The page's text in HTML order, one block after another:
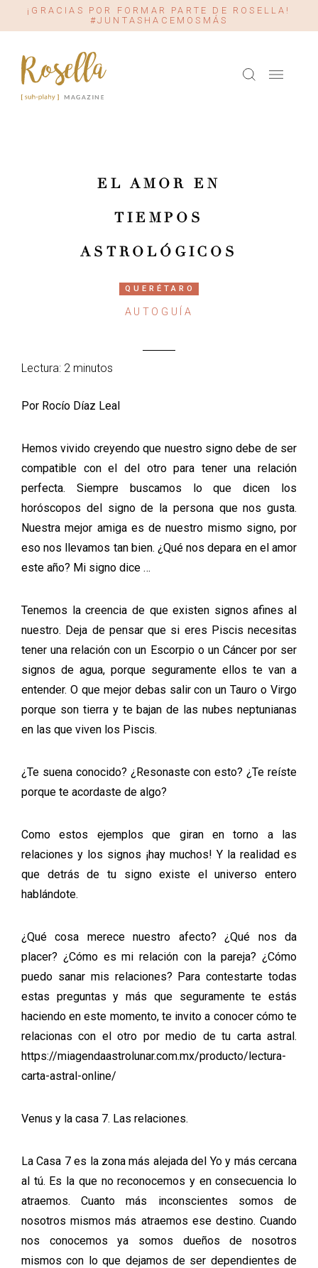
¡GRACIAS POR FORMAR PARTE DE ROSELLA!
#JUNTASHACEMOSMÁS
EL AMOR EN
TIEMPOS
ASTROLÓGICOS
QUERÉTARO
AUTOGUÍA
Lectura: 2 minutos
Por Rocío Díaz Leal
Hemos vivido creyendo que nuestro signo debe de ser
compatible con el del otro para tener una relación
perfecta. Siempre buscamos lo que dicen los
horóscopos del signo de la persona que nos gusta.
Nuestra mejor amiga es de nuestro mismo signo, por
eso nos llevamos tan bien. ¿Qué nos depara en el amor
este año? Mi signo dice …
Tenemos la creencia de que existen signos afines al
nuestro. Deja de pensar que si eres Piscis necesitas
tener una relación con un Escorpio o un Cáncer por ser
signos de agua, porque seguramente ellos te van a
entender. O que mejor debas salir con un Tauro o Virgo
porque son tierra y te bajan de las nubes neptunianas
en las que viven los Piscis.
¿Te suena conocido? ¿Resonaste con esto? ¿Te reíste
porque te acordaste de algo?
Como estos ejemplos que giran en torno a las
relaciones y los signos ¡hay muchos! Y la realidad es
que detrás de tu signo existe el universo entero
hablándote.
¿Qué cosa merece nuestro afecto? ¿Qué nos da
placer? ¿Cómo es mi relación con la pareja? ¿Cómo
puedo sanar mis relaciones? Para contestarte todas
estas preguntas y más que seguramente te estás
haciendo en este momento, te invito a conocer cómo te
relacionas con el otro por medio de tu carta astral.
https://miagendaastrolunar.com.mx/producto/lectura-
carta-astral-online/
Venus y la casa 7. Las relaciones.
La Casa 7 es la zona más alejada del Yo y más cercana
al tú. Es la que no reconocemos y en consecuencia lo
atraemos. Cuanto más inconscientes somos de
nosotros mismos más atraemos ese destino. Cuando
nos conocemos ya somos dueños de nosotros
mismos con lo que dejamos de ser dependientes de